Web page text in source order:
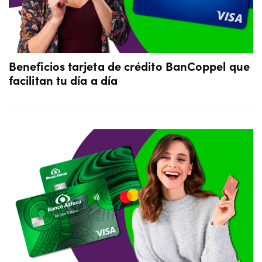
Beneficios tarjeta de crédito BanCoppel que
facilitan tu día a día